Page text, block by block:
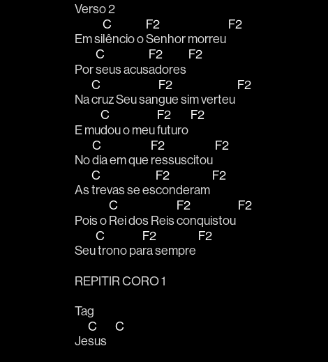
Verso 2
Em si
C
lêncio o
F2
Senhor morreu
F2
Por
C
seus acus
F2
adores
F2
Na
C
cruz Seu san
F2
gue sim verteu
F2
E mu
C
dou o meu
F2
futuro
F2
No
C
dia em que
F2
ressuscitou
F2
As
C
trevas se es
F2
conderam
F2
Pois o
C
Rei dos Reis
F2
conquistou
F2
Seu
C
trono pa
F2
ra sempre
F2
REPITIR CORO 1
Tag
Je
C
sus
C